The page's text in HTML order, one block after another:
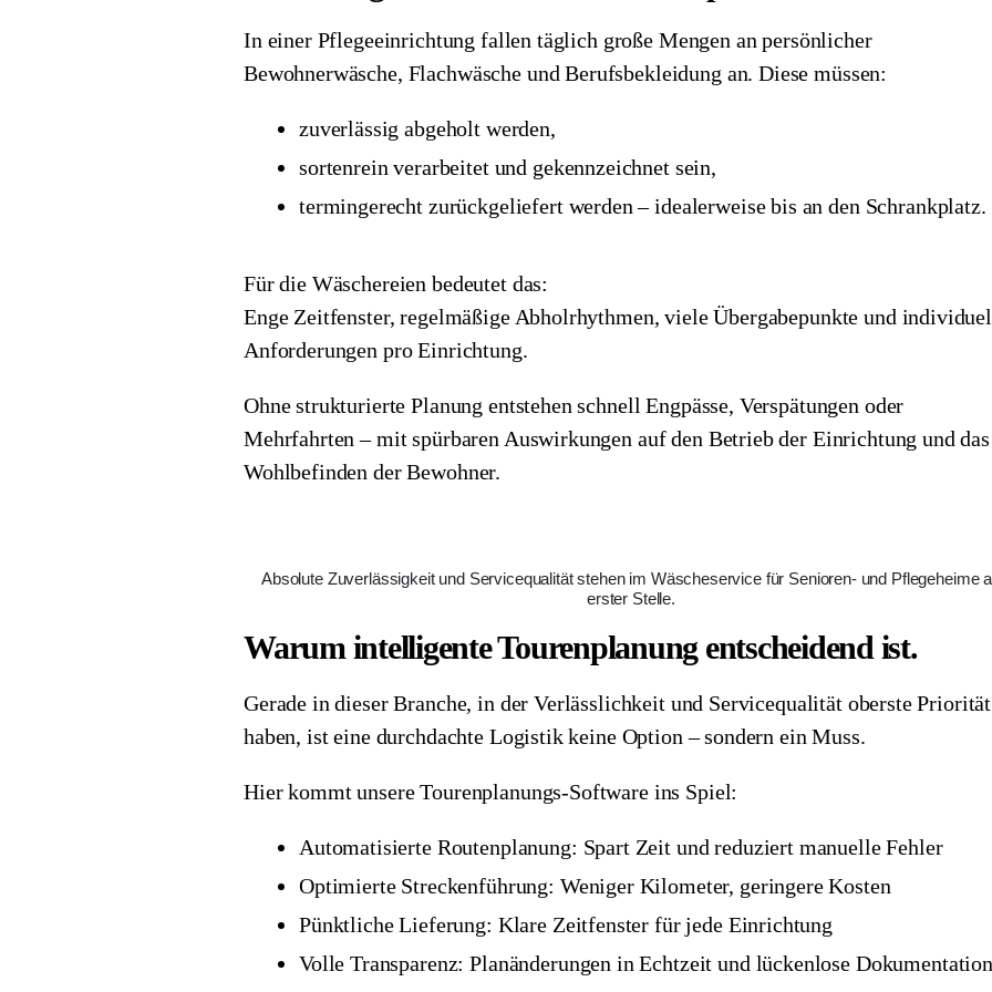
In einer Pflegeeinrichtung fallen täglich große Mengen an persönlicher
Bewohnerwäsche, Flachwäsche und Berufsbekleidung an. Diese müssen:
zuverlässig abgeholt werden,
sortenrein verarbeitet und gekennzeichnet sein,
termingerecht zurückgeliefert werden – idealerweise bis an den Schrankplatz.
Für die Wäschereien bedeutet das:
Enge Zeitfenster, regelmäßige Abholrhythmen, viele Übergabepunkte und
Anforderungen pro Einrichtung.
Ohne strukturierte Planung entstehen schnell Engpässe, Verspätungen oder
Mehrfahrten – mit spürbaren Auswirkungen auf den Betrieb der Einrichtung und das
Wohlbefinden der Bewohner.
Absolute Zuverlässigkeit und Servicequalität stehen im Wäscheservice für Senioren- und Pflegeheime
erster Stelle.
Warum intelligente Tourenplanung entscheidend ist.
Gerade in dieser Branche, in der Verlässlichkeit und Servicequalität oberste Priorität
haben, ist eine durchdachte Logistik keine Option – sondern ein Muss.
Hier kommt unsere Tourenplanungs-Software ins Spiel:
Automatisierte Routenplanung: Spart Zeit und reduziert manuelle Fehler
Optimierte Streckenführung: Weniger Kilometer, geringere Kosten
Pünktliche Lieferung: Klare Zeitfenster für jede Einrichtung
Volle Transparenz: Planänderungen in Echtzeit und lückenlose Dokumentation